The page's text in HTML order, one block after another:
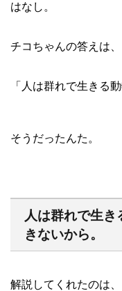
はなし。
チコちゃんの答えは、
「人は群れで生きる
そうだったんた。
人は群れで生
きないから。
解説してくれたのは